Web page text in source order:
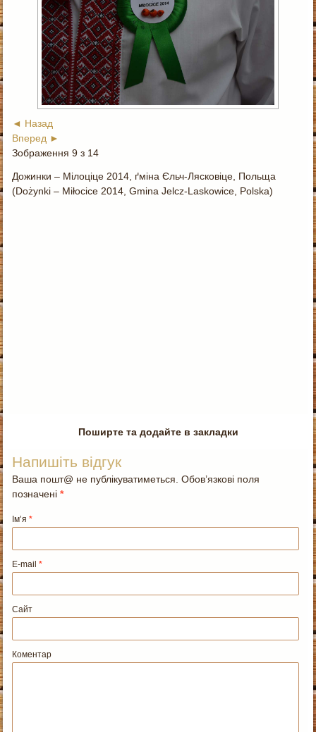
◄ Назад
Вперед ►
Зображення 9 з 14
Дожинки – Мілоціце 2014, ґміна Єльч-Лясковіце, Польща
(Dożynki – Miłocice 2014, Gmina Jelcz-Laskowice, Polska)
Поширте та додайте в закладки
Напишіть відгук
Ваша пошт@ не публікуватиметься. Обов’язкові поля
позначені*
Ім’я*
E-mail*
Сайт
Коментар